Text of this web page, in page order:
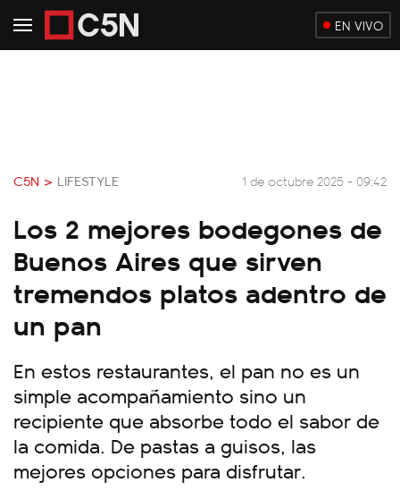
EN VIVO
C5N > LIFESTYLE 1 de octubre 2025 - 09:42
Los 2 mejores bodegones de
Buenos Aires que sirven
tremendos platos adentro de
un pan
En estos restaurantes, el pan no es un
simple acompañamiento sino un
recipiente que absorbe todo el sabor de
la comida. De pastas a guisos, las
mejores opciones para disfrutar.